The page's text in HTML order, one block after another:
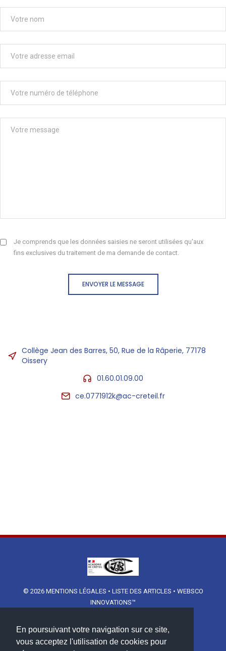
En poursuivant votre navigation sur ce site,
vous acceptez l'utilisation de cookies pour
Je comprends que les données saisies ne seront utilisées qu'aux
fins exclusives du traitement de ma demande de contact.
ENVOYER LE MESSAGE
Collège Jean des Barres, 50, Rue de la Râperie, 77178
Oissery
01.60.01.09.00
ce.0771912k@ac-creteil.fr
© 2026 MENTIONS LÉGALES • LISTE DES ARTICLES • WEBSCO
INNOVATIONS™